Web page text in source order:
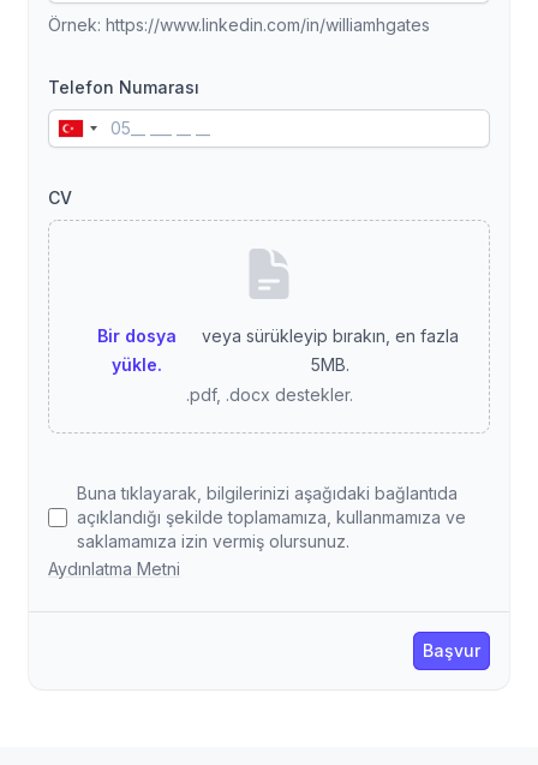
Örnek: https://www.linkedin.com/in/williamhgates
Telefon Numarası
Turkey
CV
Bir dosya
yükle.
veya sürükleyip bırakın, en fazla
5MB.
.pdf, .docx destekler.
Buna tıklayarak, bilgilerinizi aşağıdaki bağlantıda
açıklandığı şekilde toplamamıza, kullanmamıza ve
saklamamıza izin vermiş olursunuz.
Aydınlatma Metni
Başvur